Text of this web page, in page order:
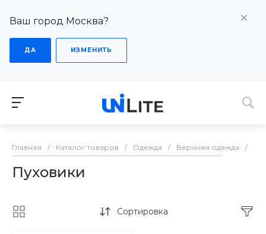
Ваш город Москва?
ДА ИЗМЕНИТЬ
Главная / Каталог товаров / Одежда / Верхняя одежда /
Пуховики
Сортировка